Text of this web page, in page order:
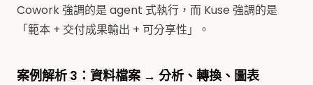
Cowork 強調的是 agent 式執行，而 Kuse 強調的是
「範本 + 交付成果輸出 + 可分享性」。
案例解析 3：資料檔案 → 分析、轉換、圖表